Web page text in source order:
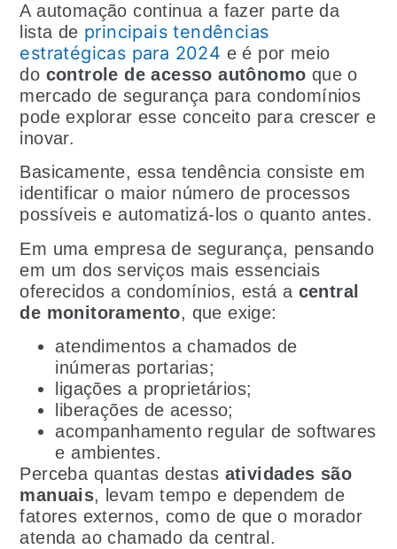
A automação continua a fazer parte da
lista de principais tendências
estratégicas para 2024 e é por meio
do controle de acesso autônomo que o
mercado de segurança para condomínios
pode explorar esse conceito para crescer e
inovar.
Basicamente, essa tendência consiste em
identificar o maior número de processos
possíveis e automatizá-los o quanto antes.
Em uma empresa de segurança, pensando
em um dos serviços mais essenciais
oferecidos a condomínios, está a central
de monitoramento, que exige:
atendimentos a chamados de
inúmeras portarias;
ligações a proprietários;
liberações de acesso;
acompanhamento regular de softwares
e ambientes.
Perceba quantas destas atividades são
manuais, levam tempo e dependem de
fatores externos, como de que o morador
atenda ao chamado da central.